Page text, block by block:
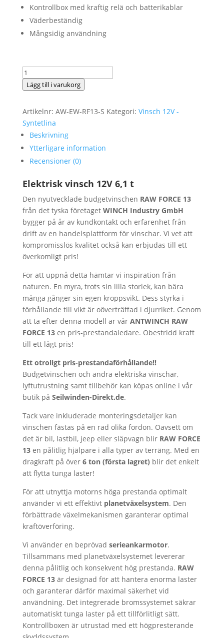
Kontrollbox med kraftig relä och batterikablar
Väderbeständig
Mångsidig användning
Elektrisk
Vinsch
RAW
13
Syntetisktrep
13500LB
6,1
12V
mängd
Lägg till i varukorg
Artikelnr: AW-EW-RF13-S Kategori: Vinsch 12V -
Syntetlina
Beskrivning
Ytterligare information
Recensioner (0)
Elektrisk vinsch 12V 6,1 t
Den nyutvecklade budgetvinschen RAW FORCE 13
från det tyska företaget WINCH Industry GmbH
bygger på år av kundkontakt och erfarenhet från
drift av en handelsplattform för vinschar. Vi vet att
kompromisslös kvalitet också kan erbjudas till ett
överkomligt pris!
För att uppnå detta hämtar vi inspiration från
naturen. En myra, trots sin lilla storlek, kan bära
många gånger sin egen kroppsvikt. Dess styrka i
förhållande till vikt är oöverträffad i djurriket. Genom
att ta efter denna modell är vår ANTWINCH RAW
FORCE 13en pris-prestandaledare. Obestridd kraft
till ett lågt pris!
Ett otroligt pris-prestandaförhållande!!
Budgetvinschen och andra elektriska vinschar,
lyftutrustning samt tillbehör kan köpas online i vår
butik på Seilwinden-Direkt.de.
Tack vare inkluderade monteringsdetaljer kan
vinschen fästas på en rad olika fordon. Oavsett om
det är bil, lastbil, jeep eller släpvagn blir RAW FORCE
13en pålitlig hjälpare i alla typer av terräng. Med en
dragkraft på över 6 ton (första lagret) blir det enkelt
att flytta tunga laster!
För att utnyttja motorns höga prestanda optimalt
använder vi ett effektivt planetväxelsystem. Den
förbättrade växelmekanismen garanterar optimal
kraftöverföring.
Vi använder en beprövad serieankarmotor.
Tillsammans med planetväxelsystemet levererar
denna pålitlig och konsekvent hög prestanda. RAW
FORCE 13är designad för att hantera enorma laster
och garanterar därför maximal säkerhet vid
användning. Det integrerade bromssystemet säkrar
automatiskt tunga laster på ett tillförlitligt sätt.
Kontrollboxen är utrustad med ett högpresterande